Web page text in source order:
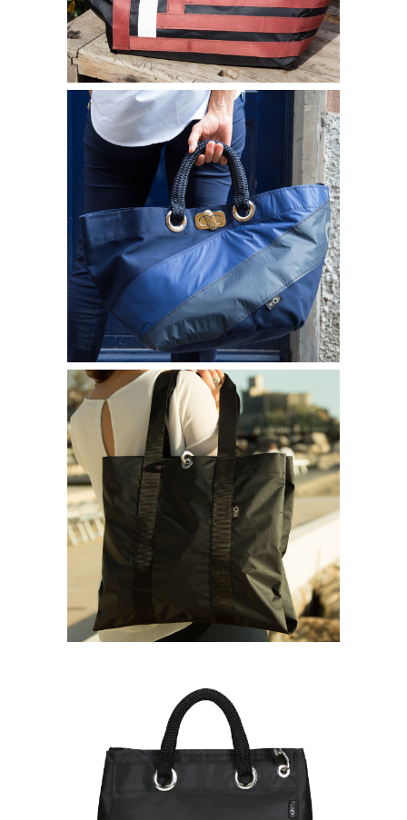
Borse bisou
SHOPPING LOLA BLU CON
RIGHE
260,00€
Borse bisou
BISOU DOUBLE
180,00€
Borse bisou
APHRODITE